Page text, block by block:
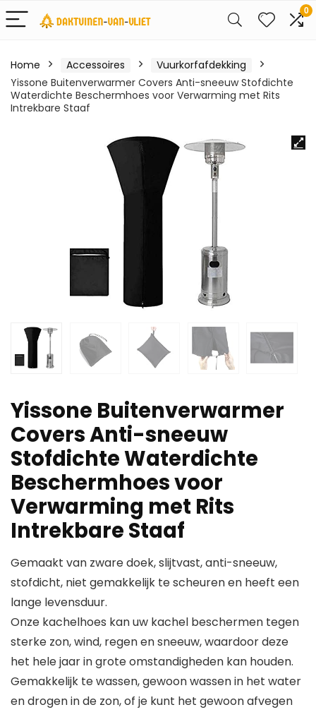
0
Home Accessoires
Vuurkorfafdekking
Yissone Buitenverwarmer Covers Anti-sneeuw Stofdichte
Waterdichte Beschermhoes voor Verwarming met Rits
Intrekbare Staaf
Yissone Buitenverwarmer
Covers Anti-sneeuw
Stofdichte Waterdichte
Beschermhoes voor
Verwarming met Rits
Intrekbare Staaf
Gemaakt van zware doek, slijtvast, anti-sneeuw,
stofdicht, niet gemakkelijk te scheuren en heeft een
lange levensduur.
Onze kachelhoes kan uw kachel beschermen tegen
sterke zon, wind, regen en sneeuw, waardoor deze
het hele jaar in grote omstandigheden kan houden.
Gemakkelijk te wassen, gewoon wassen in het water
en drogen in de zon, of je kunt het gewoon afvegen